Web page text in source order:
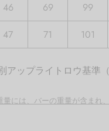
46 69 99
47 71 101
アップライトロウ基準（
量には、バーの重量が含まれ